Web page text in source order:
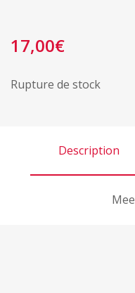
17,00€
Rupture de stock
Description